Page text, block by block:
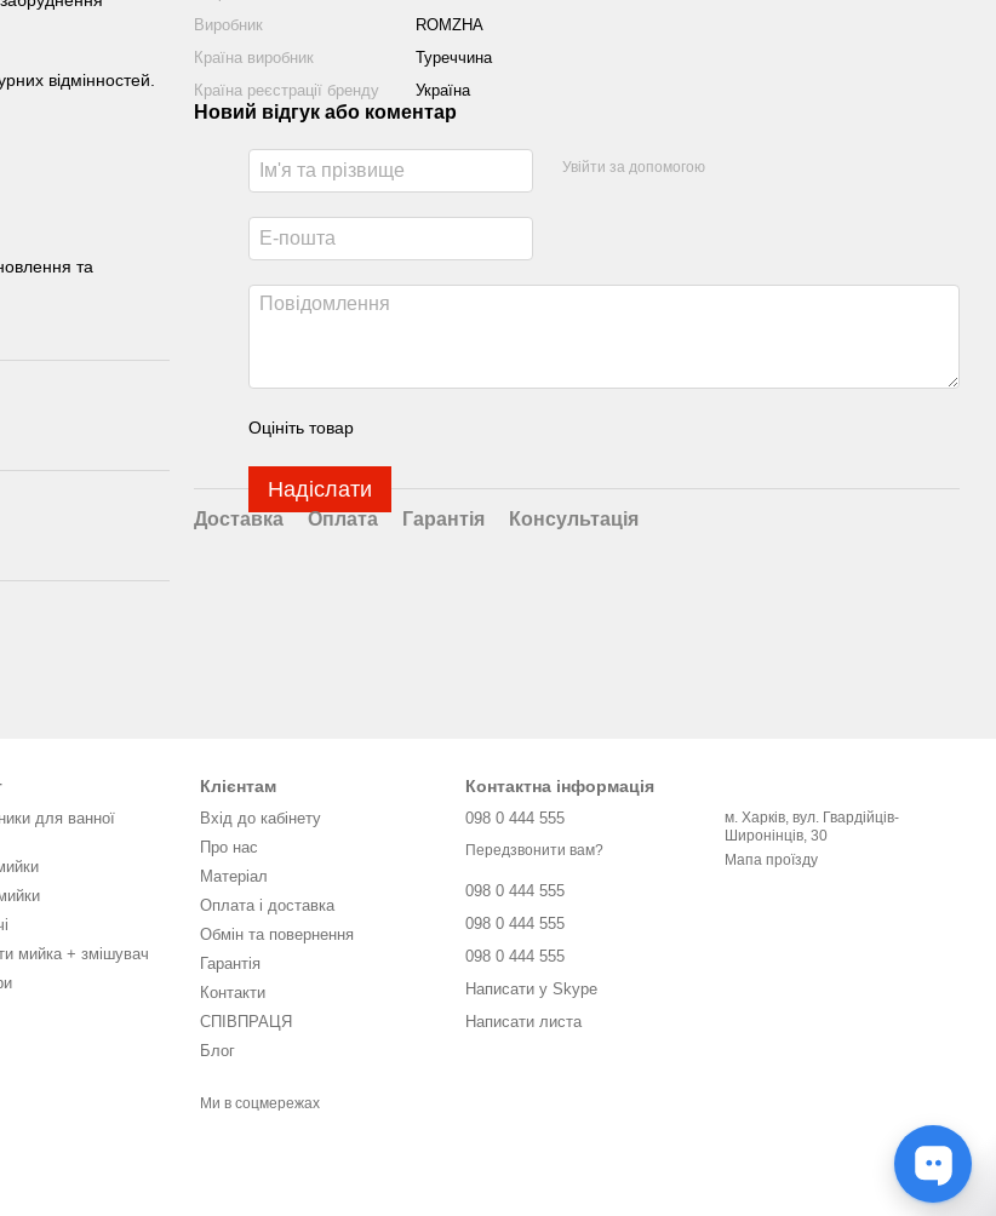
відмінностей.
та
Виробник
ROMZHA
Країна виробник
Туреччина
Країна реєстрації бренду
Україна
Новий відгук або коментар
Увійти за допомогою
Оцініть товар
Надіслати
Доставка Оплата Гарантія Консультація
для ванної
мийка + змішувач
Клієнтам
Вхід до кабінету
Про нас
Матеріал
Оплата і доставка
Обмін та повернення
Гарантія
Контакти
СПІВПРАЦЯ
Блог
Ми в соцмережах
Контактна інформація
098 0 444 555
Передзвонити вам?
098 0 444 555
098 0 444 555
098 0 444 555
Написати у Skype
Написати листа
м. Харків, вул. Гвардійців-
Широнінців, 30
Мапа проїзду